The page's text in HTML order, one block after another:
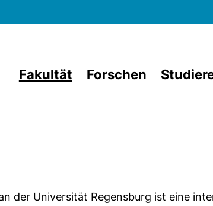
Fakultät Forschen
der Universität Regensburg ist eine